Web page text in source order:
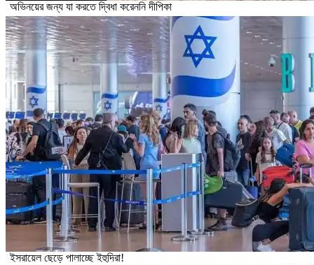
অভিনয়ের জন্য যা করতে দ্বিধা করেননি দীপিকা
ইসরায়েল ছেড়ে পালাচ্ছে ইহুদিরা!